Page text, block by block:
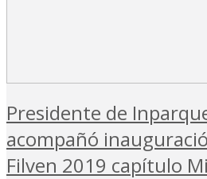
Presidente de
acompañó
Filven 2019 capítulo